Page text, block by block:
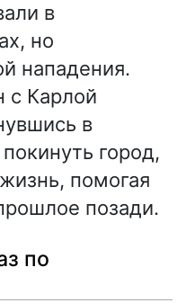
в
но
нападения.
с Карлой
в
город,
помогая
позади.
по